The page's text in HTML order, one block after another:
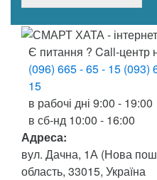
Є питання ? Call-центр
(096) 665 - 65 - 15 (093)
15
в рабочі дні 9:00 - 19:00
в сб-нд 10:00 - 16:00
Адреса:
вул. Дачна, 1А (Нова
область, 33015, Україна